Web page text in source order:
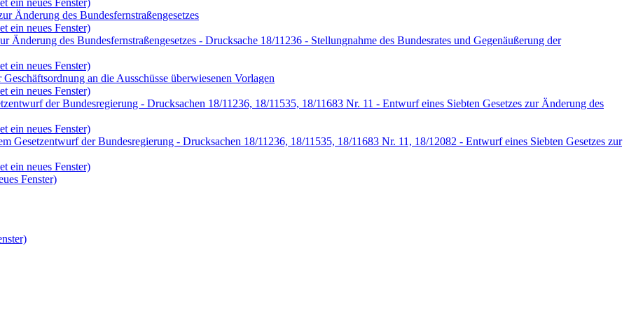
ein neues Fenster)
Änderung des Bundesfernstraßengesetzes
ein neues Fenster)
Änderung des Bundesfernstraßengesetzes - Drucksache 18/11236 - Stellungnahme des Bundesrates und Gegenäußerung der
ein neues Fenster)
an die Ausschüsse überwiesenen Vorlagen
ein neues Fenster)
der Bundesregierung - Drucksachen 18/11236, 18/11535, 18/11683 Nr. 11 - Entwurf eines Siebten Gesetzes zur Änderung des
ein neues Fenster)
Gesetzentwurf der Bundesregierung - Drucksachen 18/11236, 18/11535, 18/11683 Nr. 11, 18/12082 - Entwurf eines Siebten Gesetzes zur
ein neues Fenster)
Fenster)